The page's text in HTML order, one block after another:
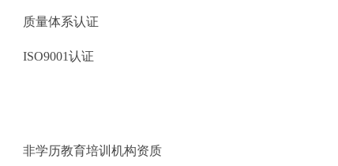
质量体系认证
ISO9001认证
非学历教育培训机构资质